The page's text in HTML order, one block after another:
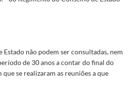
Estado não podem ser consultadas, nem
de 30 anos a contar do final do
se realizaram as reuniões a que